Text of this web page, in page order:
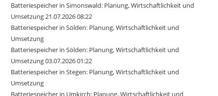
Batteriespeicher in Simonswald: Planung, Wirtschaftlichkeit und
Umsetzung 21.07.2026 08:22
Batteriespeicher in Sölden: Planung, Wirtschaftlichkeit und
Umsetzung
Batteriespeicher in Sölden: Planung, Wirtschaftlichkeit und
Umsetzung 03.07.2026 01:22
Batteriespeicher in Stegen: Planung, Wirtschaftlichkeit und
Umsetzung
Batteriespeicher in Umkirch: Planung, Wirtschaftlichkeit und